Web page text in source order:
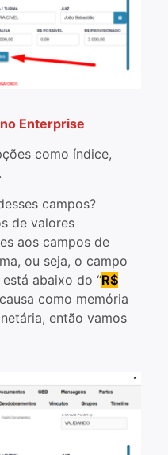
Enterprise
como índice,
campos?
de valores
aos campos de
ou seja, o campo
está abaixo do “R$
como memória
então vamos